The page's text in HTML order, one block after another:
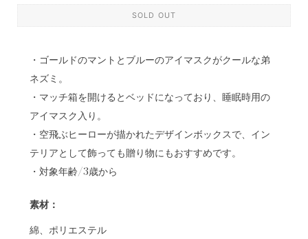
SOLD OUT
・ゴールドのマントとブルーのアイマスクがクールな弟
ネズミ。
・マッチ箱を開けるとベッドになっており、睡眠時用の
アイマスク入り。
・空飛ぶヒーローが描かれたデザインボックスで、イン
テリアとして飾っても贈り物にもおすすめです。
・対象年齢/3歳から
素材：
綿、ポリエステル